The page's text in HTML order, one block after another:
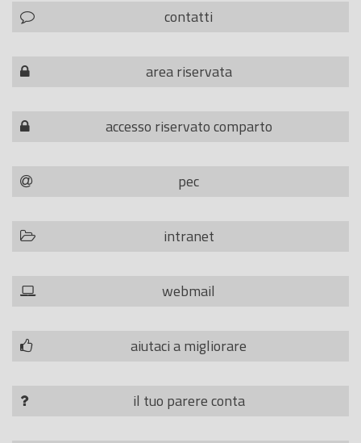
contatti
area riservata
accesso riservato comparto
pec
intranet
webmail
aiutaci a migliorare
il tuo parere conta